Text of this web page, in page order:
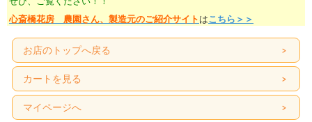
心斎橋花房 農園さん、製造元のご紹介サイト はこちら＞＞
お店のトップへ戻る
カートを見る
マイページへ